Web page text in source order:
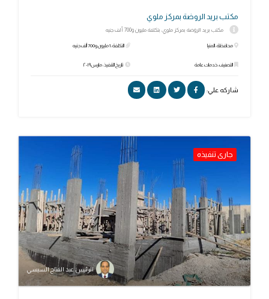
مكتب بريد الروضة بمركز ملوي
مكتب بريد الروضة بمركز ملوي، بتكلفة مليون و700 ألف جنيه
محافظة: المنيا
التصنيف: خدمات عامة
التكلفة: 1 مليون و700 ألف جنيه
تاريخ التنفيذ: مارس ٢٠١٩
شاركه علي:
جارى تنفيذه
الرئيس عبد الفتاح السيسي